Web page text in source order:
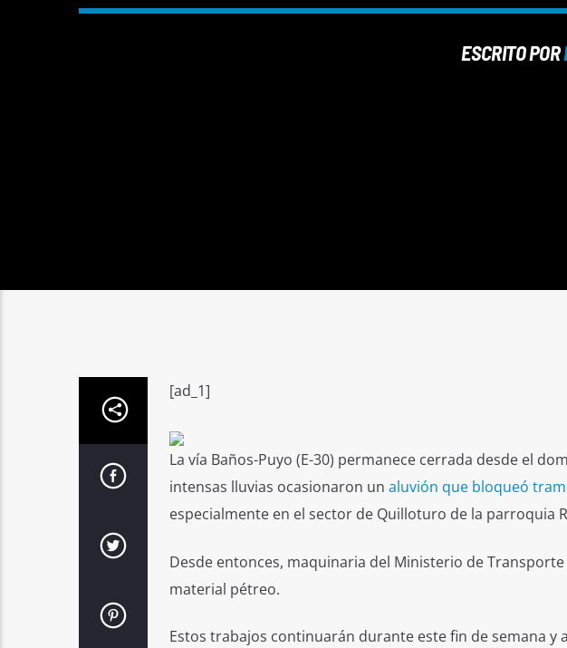
ESCRITO POR
[ad_1]
La vía Baños-Puyo (E-30) permanece cerrada desde el
intensas lluvias ocasionaron un aluvión que bloqueó
especialmente en el sector de Quilloturo de la parroquia
Desde entonces, maquinaria del Ministerio de
material pétreo.
Estos trabajos continuarán durante este fin de semana y